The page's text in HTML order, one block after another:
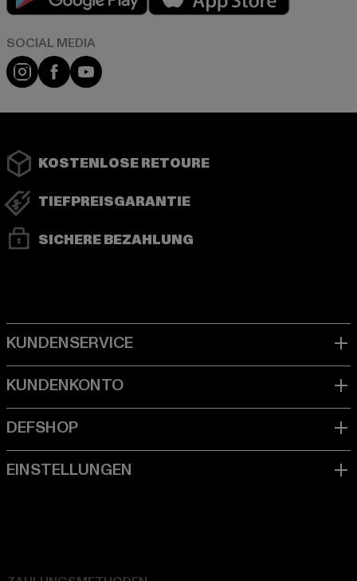
Instagram
FacebookYouTube
KOSTENLOSE RETOURE
TIEFPREISGARANTIE
SICHERE BEZAHLUNG